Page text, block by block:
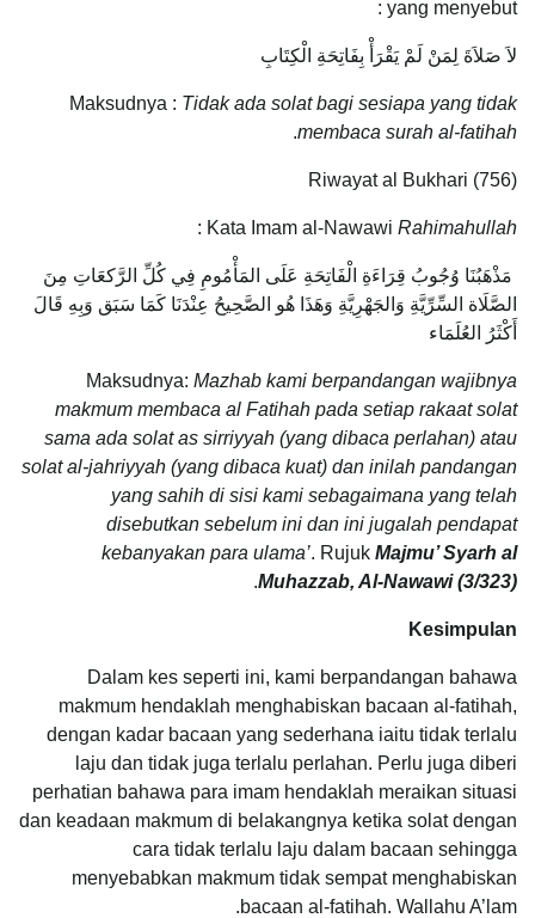
yang menyebut :
لاَ صَلاَةَ لِمَنْ لَمْ يَقْرَأْ بِفَاتِحَةِ الْكِتَابِ
Maksudnya : Tidak ada solat bagi sesiapa yang tidak
membaca surah al-fatihah
.
Riwayat al Bukhari (756)
Kata Imam al-Nawawi Rahimahullah
:
مَذْهَبُنَا وُجُوبُ قِرَاءَةِ الْفَاتِحَةِ عَلَى المَأْمُومِ فِي كُلِّ الرَّكعَاتِ مِنَ
الصَّلَاة السِّرِّيَّةِ وَالجَهْرِيَّةِ وَهَذَا هُو الصَّحِيحُ عِنْدَنَا كَمَا سَبَق وَبِهِ قَالَ
أَكْثَرُ العُلَمَاء
Maksudnya: Mazhab kami berpandangan wajibnya
makmum membaca al Fatihah pada setiap rakaat solat
sama ada solat as sirriyyah (yang dibaca perlahan) atau
solat al-jahriyyah (yang dibaca kuat) dan inilah pandangan
yang sahih di sisi kami sebagaimana yang telah
disebutkan sebelum ini dan ini jugalah pendapat
kebanyakan para ulama’. Rujuk Majmu’ Syarh al
Muhazzab, Al-Nawawi (3/323)
.
Kesimpulan
Dalam kes seperti ini, kami berpandangan bahawa
makmum hendaklah menghabiskan bacaan al-fatihah,
dengan kadar bacaan yang sederhana iaitu tidak terlalu
laju dan tidak juga terlalu perlahan. Perlu juga diberi
perhatian bahawa para imam hendaklah meraikan situasi
dan keadaan makmum di belakangnya ketika solat dengan
cara tidak terlalu laju dalam bacaan sehingga
menyebabkan makmum tidak sempat menghabiskan
bacaan al-fatihah. Wallahu A’lam.